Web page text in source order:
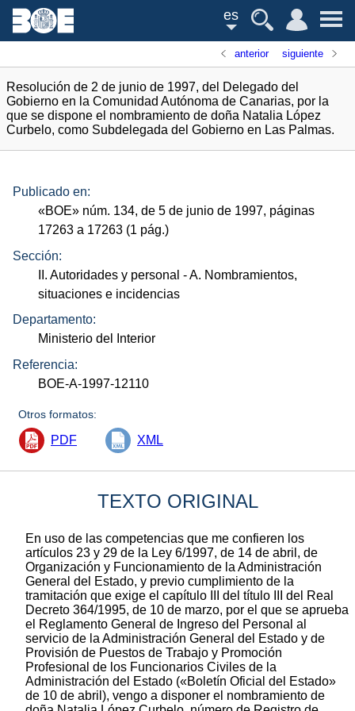
es
anterior siguiente
Resolución de 2 de junio de 1997, del Delegado del
Gobierno en la Comunidad Autónoma de Canarias, por la
que se dispone el nombramiento de doña Natalia López
Curbelo, como Subdelegada del Gobierno en Las Palmas.
Publicado en:
«BOE» núm. 134, de 5 de junio de 1997, páginas
17263 a 17263 (1 pág.)
Sección:
II. Autoridades y personal - A. Nombramientos,
situaciones e incidencias
Departamento:
Ministerio del Interior
Referencia:
BOE-A-1997-12110
Otros formatos:
PDF XML
TEXTO ORIGINAL
En uso de las competencias que me confieren los
artículos 23 y 29 de la Ley 6/1997, de 14 de abril, de
Organización y Funcionamiento de la Administración
General del Estado, y previo cumplimiento de la
tramitación que exige el capítulo III del título III del Real
Decreto 364/1995, de 10 de marzo, por el que se aprueba
el Reglamento General de Ingreso del Personal al
servicio de la Administración General del Estado y de
Provisión de Puestos de Trabajo y Promoción
Profesional de los Funcionarios Civiles de la
Administración del Estado («Boletín Oficial del Estado»
de 10 de abril), vengo a disponer el nombramiento de